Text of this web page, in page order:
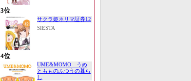
3位
サクラ姫ネリマ証券12
SIESTA
4位
UME&MOMO うめ
ともものふつうの暮ら
し